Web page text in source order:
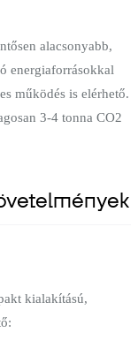
alacsonyabb,
energiaforrásokkal
működés is elérhető.
3-4 tonna CO2
kialakítású,